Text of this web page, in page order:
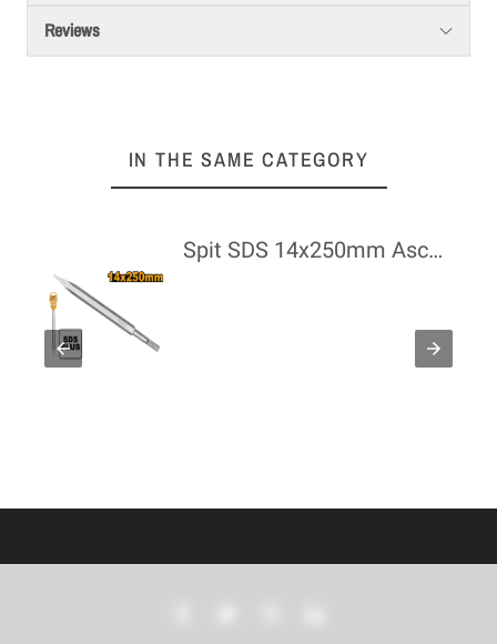
Reviews
IN THE SAME CATEGORY
Spit SDS 14x250mm Ascutit